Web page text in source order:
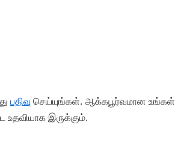
பதிவு செய்யுங்கள். ஆக்கபூர்வமான உங்கள்
இருக்கும்.